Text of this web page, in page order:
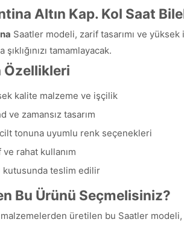
Altın Kap. Kol Saat
Saatler modeli, zarif tasarımı ve
şıklığınızı tamamlayacak.
Özellikleri
kalite malzeme ve işçilik
ve zamansız tasarım
tonuna uyumlu renk seçenekleri
ve rahat kullanım
kutusunda teslim edilir
Bu Ürünü Seçmelisiniz?
üretilen bu Saatler